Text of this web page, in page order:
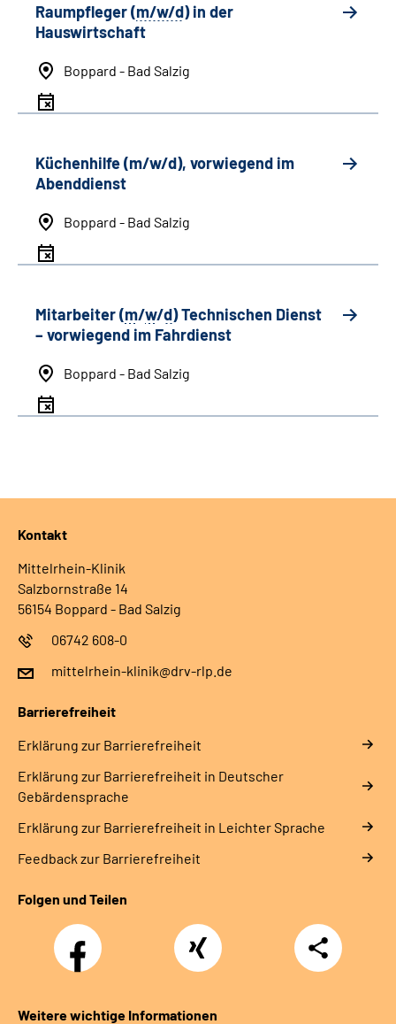
Raumpfleger (m/w/d) in der
Hauswirtschaft
Boppard - Bad Salzig
Küchenhilfe (m/w/d), vorwiegend im
Abenddienst
Boppard - Bad Salzig
Mitarbeiter (m/w/d) Technischen Dienst
– vorwiegend im Fahrdienst
Boppard - Bad Salzig
Kontakt
Mittelrhein-Klinik
Salzbornstraße 14
56154 Boppard - Bad Salzig
06742 608-0
mittelrhein-klinik@drv-rlp.de
Barrierefreiheit
Erklärung zur Barrierefreiheit
Erklärung zur Barrierefreiheit in Deutscher
Gebärdensprache
Erklärung zur Barrierefreiheit in Leichter Sprache
Feedback zur Barrierefreiheit
Folgen und Teilen
Facebook Xing
Teilen
Weitere wichtige Informationen